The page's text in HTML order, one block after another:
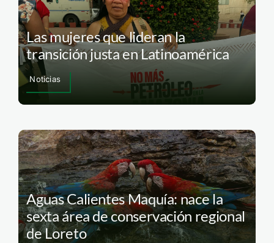
Las mujeres que lideran la
transición justa en Latinoamérica
Noticias
Aguas Calientes Maquía: nace la
sexta área de conservación regional
de Loreto